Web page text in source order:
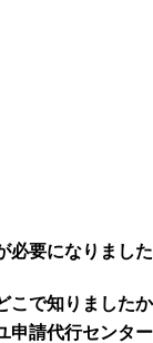
要になりました
で知りましたか
申請代行センタ